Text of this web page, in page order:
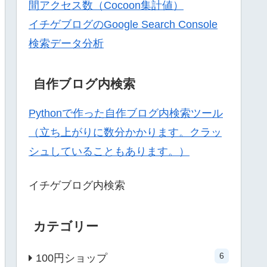
間アクセス数（Cocoon集計値）
イチゲブログのGoogle Search Console
検索データ分析
自作ブログ内検索
Pythonで作った自作ブログ内検索ツール
（立ち上がりに数分かかります。クラッ
シュしていることもあります。）
イチゲブログ内検索
カテゴリー
100円ショップ 6